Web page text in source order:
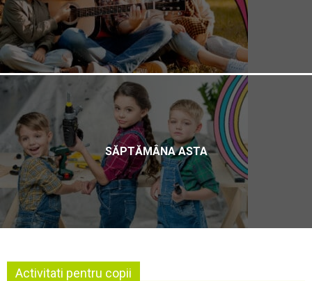
SĂPTĂMÂNA ASTA
Activitati pentru copii